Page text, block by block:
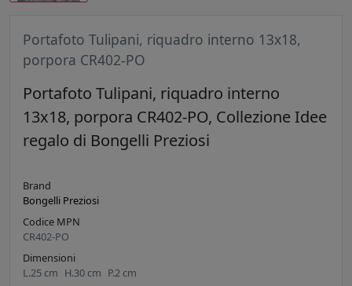
Portafoto Tulipani, riquadro interno 13x18,
porpora CR402-PO
Portafoto Tulipani, riquadro interno
13x18, porpora CR402-PO, Collezione Idee
regalo di Bongelli Preziosi
Brand
Bongelli Preziosi
Codice MPN
CR402-PO
Dimensioni
L.25 cm H.30 cm P.2 cm